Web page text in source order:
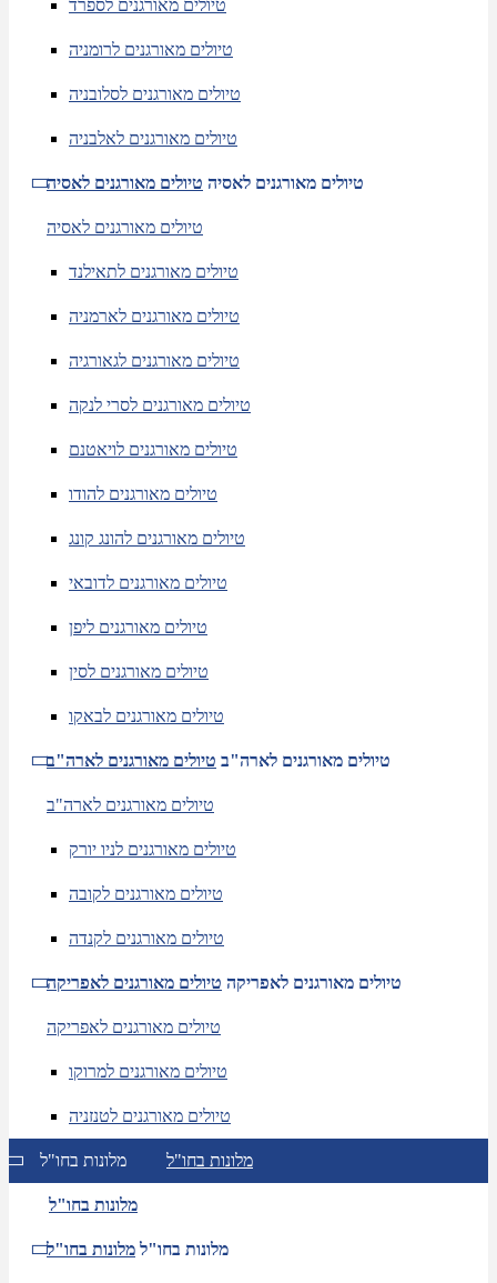
טיולים מאורגנים לספרד
טיולים מאורגנים לרומניה
טיולים מאורגנים לסלובניה
טיולים מאורגנים לאלבניה
טיולים מאורגנים לאסיה טיולים מאורגנים לאסיה
טיולים מאורגנים לאסיה
טיולים מאורגנים לתאילנד
טיולים מאורגנים לארמניה
טיולים מאורגנים לגאורגיה
טיולים מאורגנים לסרי לנקה
טיולים מאורגנים לויאטנם
טיולים מאורגנים להודו
טיולים מאורגנים להונג קונג
טיולים מאורגנים לדובאי
טיולים מאורגנים ליפן
טיולים מאורגנים לסין
טיולים מאורגנים לבאקו
טיולים מאורגנים לארה"ב טיולים מאורגנים לארה"ב
טיולים מאורגנים לארה"ב
טיולים מאורגנים לניו יורק
טיולים מאורגנים לקובה
טיולים מאורגנים לקנדה
טיולים מאורגנים לאפריקה טיולים מאורגנים לאפריקה
טיולים מאורגנים לאפריקה
טיולים מאורגנים למרוקו
טיולים מאורגנים לטנזניה
מלונות בחו"ל מלונות בחו"ל
מלונות בחו"ל
מלונות בחו"ל מלונות בחו"ל